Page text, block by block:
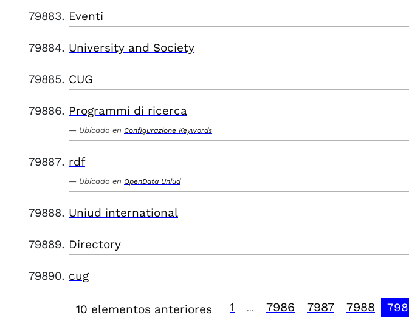
Eventi
University and Society
CUG
Programmi di ricerca
Ubicado en Configurazione Keywords
rdf
Ubicado en OpenData Uniud
Uniud international
Directory
cug
10 elementos anteriores 1 7986 7987 7988